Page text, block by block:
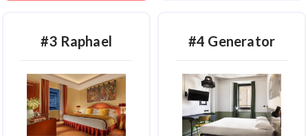
#3 Raphael #4 Generator